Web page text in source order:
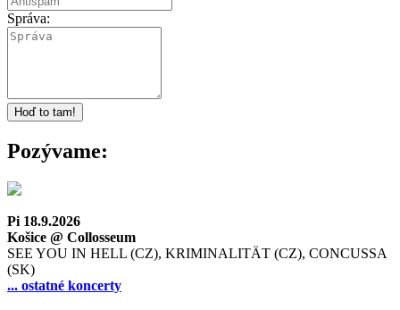
Správa:
Pozývame:
Pi 18.9.2026
Košice @ Collosseum
SEE YOU IN HELL (CZ), KRIMINALITÄT (CZ), CONCUSSA
(SK)
... ostatné koncerty